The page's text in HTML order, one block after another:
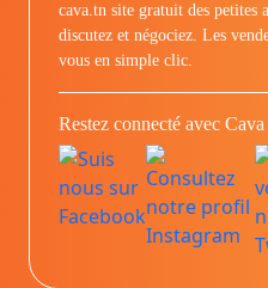
cava.tn site gratuit des petites
discutez et négociez. Les
vous en simple clic.
Restez connecté avec Cava